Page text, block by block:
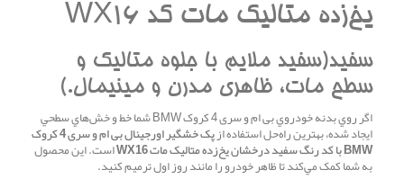
يخ‌زده متاليک مات کد WX16
سفيد(سفيد ملايم با جلوه متاليک و
سطح مات، ظاهري مدرن و مينيمال.)
اگر روي بدنه خودروي بی ام و سری 4 کروک BMW شما خط و خش‌هاي سطحي
ايجاد شده، بهترين راه‌حل استفاده از پک خشگير اورجينال بی ام و سری 4 کروک
BMW با کد رنگ سفيد درخشان يخ‌زده متاليک مات WX16 است. اين محصول
به شما کمک مي‌کند تا ظاهر خودرو را مانند روز اول ترميم کنيد.